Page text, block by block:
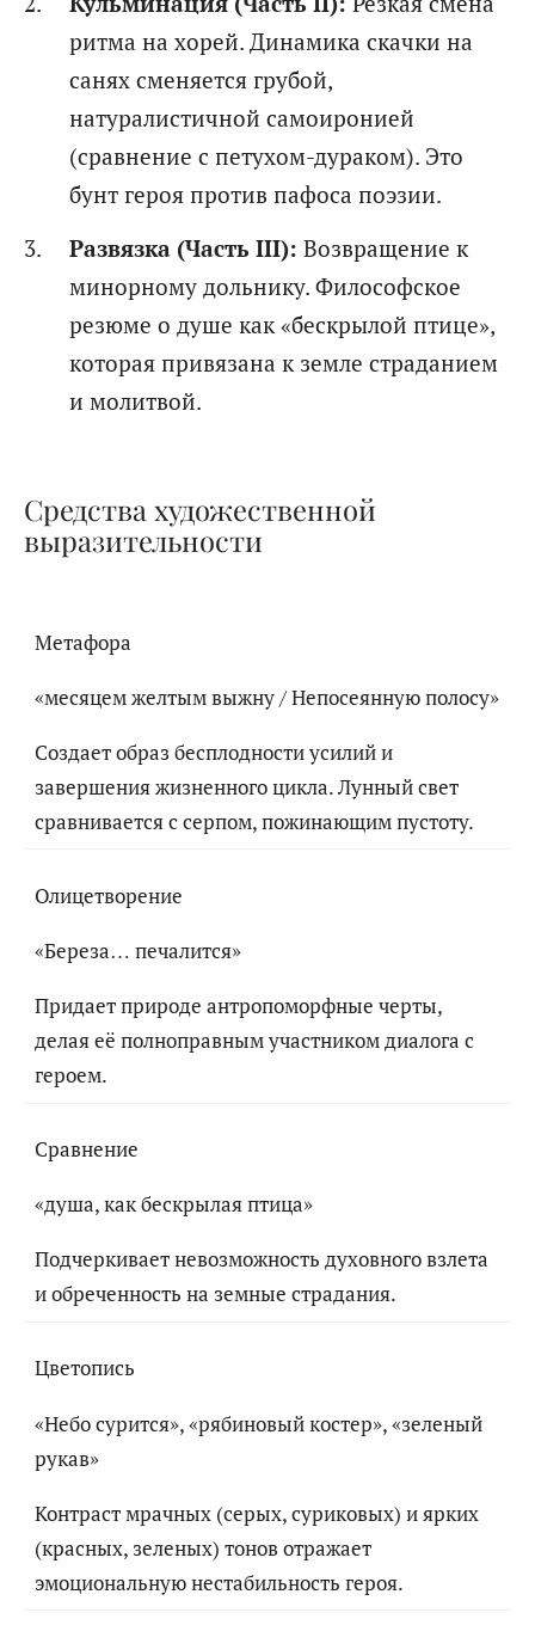
ритма на хорей. Динамика скачки на
санях сменяется грубой,
натуралистичной самоиронией
(сравнение с петухом-дураком). Это
бунт героя против пафоса поэзии.
Развязка (Часть III): Возвращение к
минорному дольнику. Философское
резюме о душе как «бескрылой птице»,
которая привязана к земле страданием
и молитвой.
Средства художественной
выразительности
Метафора
«месяцем желтым выжну / Непосеянную полосу»
Создает образ бесплодности усилий и
завершения жизненного цикла. Лунный свет
сравнивается с серпом, пожинающим пустоту.
Олицетворение
«Береза… печалится»
Придает природе антропоморфные черты,
делая её полноправным участником диалога с
героем.
Сравнение
«душа, как бескрылая птица»
Подчеркивает невозможность духовного взлета
и обреченность на земные страдания.
Цветопись
«Небо сурится», «рябиновый костер», «зеленый
рукав»
Контраст мрачных (серых, суриковых) и ярких
(красных, зеленых) тонов отражает
эмоциональную нестабильность героя.